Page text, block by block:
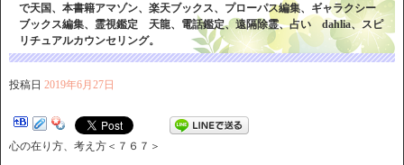
で天国、本書籍アマゾン、楽天ブックス、プローパス編集、ギャラクシー
ブックス編集、霊視鑑定 天龍、電話鑑定、遠隔除霊、占い dahlia、スピ
リチュアルカウンセリング。
投稿日 2019年6月27日
心の在り方、考え方＜７６７＞